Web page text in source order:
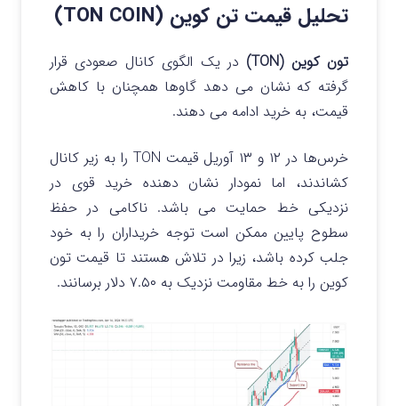
تحلیل قیمت تن کوین (TON COIN)
تون کوین (TON)
در یک الگوی کانال صعودی قرار
گرفته که نشان می دهد گاوها همچنان با کاهش
قیمت، به خرید ادامه می دهند.
خرس‌ها در ۱۲ و ۱۳ آوریل قیمت TON را به زیر کانال
کشاندند، اما نمودار نشان دهنده خرید قوی در
نزدیکی خط حمایت می باشد. ناکامی در حفظ
سطوح پایین ممکن است توجه خریداران را به خود
جلب کرده باشد، زیرا در تلاش هستند تا قیمت تون
کوین را به خط مقاومت نزدیک به ۷.۵۰ دلار برسانند.